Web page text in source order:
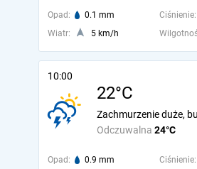
Opad: 0.1 mm Ciśnienie:
Wiatr:
5 km/h
10:00
22°C
Odczuwalna 24°C
Zachmurzenie duże,
Opad: 0.9 mm Ciśnienie: